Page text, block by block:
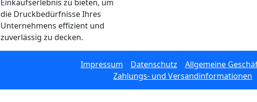
Einkaufserlebnis zu bieten, um
die Druckbedürfnisse Ihres
Unternehmens effizient und
zuverlässig zu decken.
Impressum Datenschutz
Allgemeine
Zahlungs- und Versandinformationen